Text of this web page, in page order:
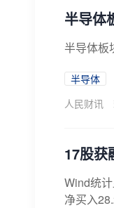
半导体
半导体板
半导体
人民财讯
17股获
Wind统
净买入